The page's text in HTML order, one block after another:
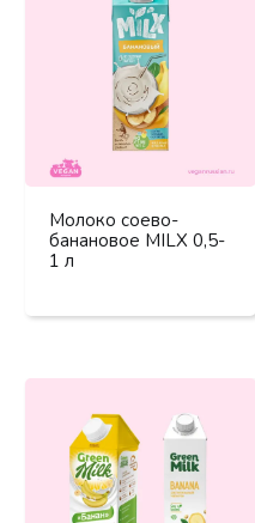
Молоко соево-
банановое MILX 0,5-
1 л